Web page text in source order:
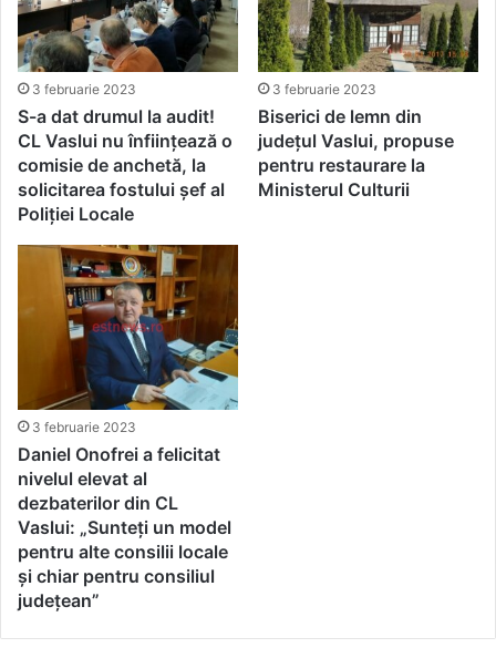
3 februarie 2023
S-a dat drumul la audit!
CL Vaslui nu înființează o
comisie de anchetă, la
solicitarea fostului șef al
Poliției Locale
3 februarie 2023
Biserici de lemn din
județul Vaslui, propuse
pentru restaurare la
Ministerul Culturii
3 februarie 2023
Daniel Onofrei a felicitat
nivelul elevat al
dezbaterilor din CL
Vaslui: „Sunteți un model
pentru alte consilii locale
și chiar pentru consiliul
județean”